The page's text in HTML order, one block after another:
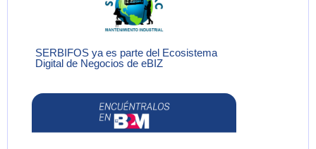
SERBIFOS ya es parte del Ecosistema
Digital de Negocios de eBIZ